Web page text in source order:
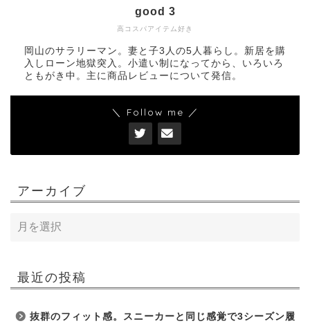
高コスパアイテム好き
good 3
岡山のサラリーマン。妻と子3人の5人暮らし。新居を購
入しローン地獄突入。小遣い制になってから、いろいろ
ともがき中。主に商品レビューについて発信。
＼ Follow me ／
アーカイブ
最近の投稿
抜群のフィット感。スニーカーと同じ感覚で3シーズン履